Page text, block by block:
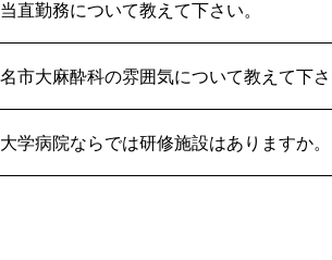
当直勤務について教えて下さい。
名市大麻酔科の雰囲気について教えて下
大学病院ならでは研修施設はありますか。